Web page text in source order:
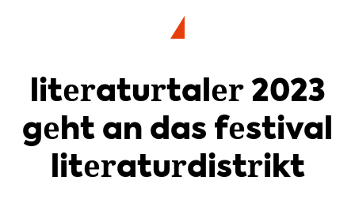
literaturtaler 2023
geht an das festival
literaturdistrikt